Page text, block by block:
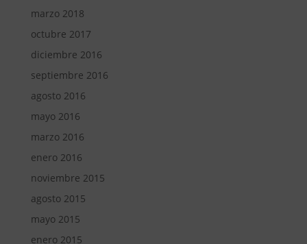
marzo 2018
octubre 2017
diciembre 2016
septiembre 2016
agosto 2016
mayo 2016
marzo 2016
enero 2016
noviembre 2015
agosto 2015
mayo 2015
enero 2015